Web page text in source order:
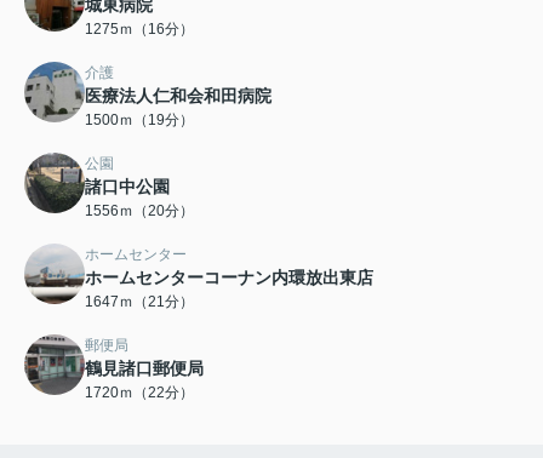
城東病院
1275ｍ（16分）
介護
医療法人仁和会和田病院
1500ｍ（19分）
公園
諸口中公園
1556ｍ（20分）
ホームセンター
ホームセンターコーナン内環放出東店
1647ｍ（21分）
郵便局
鶴見諸口郵便局
1720ｍ（22分）